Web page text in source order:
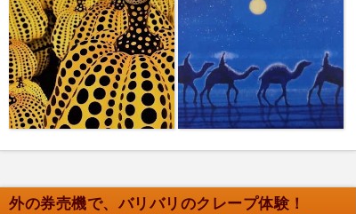
外の券売機で、バリバリのクレープ体験！